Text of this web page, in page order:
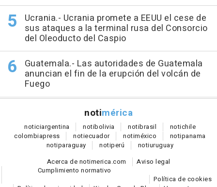
Ucrania.- Ucrania promete a EEUU el cese de
sus ataques a la terminal rusa del Consorcio
del Oleoducto del Caspio
Guatemala.- Las autoridades de Guatemala
anuncian el fin de la erupción del volcán de
Fuego
notimérica
noticiargentina notibolivia notibrasil notichile
colombiapress notiecuador notiméxico notipanama
notiparaguay notiperú notiuruguay
Acerca de notimerica.com
Aviso legal
Cumplimiento normativo
Política de cookies